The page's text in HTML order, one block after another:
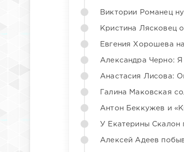
Виктории Романец
Кристина Лясковец
Евгения Хорошева
Александра Черно: Я
Анастасия Лисова:
Галина Маковская
Антон Беккужев и
У Екатерины
Алексей Адеев